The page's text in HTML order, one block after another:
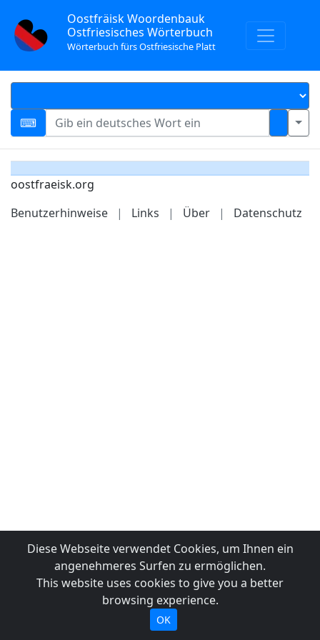
Oostfräisk Woordenbauk
Ostfriesisches Wörterbuch
Wörterbuch fürs Ostfriesische Platt
oostfraeisk.org
Benutzerhinweise
| Links | Über | Datenschutz
Diese Webseite verwendet Cookies, um Ihnen ein
angenehmeres Surfen zu ermöglichen.
This website uses cookies to give you a better
browsing experience.
OK